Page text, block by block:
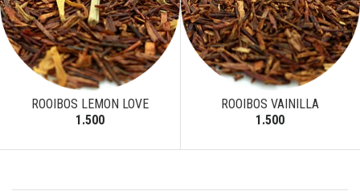
ROOIBOS LEMON LOVE
1.500
ROOIBOS VAINILLA
1.500